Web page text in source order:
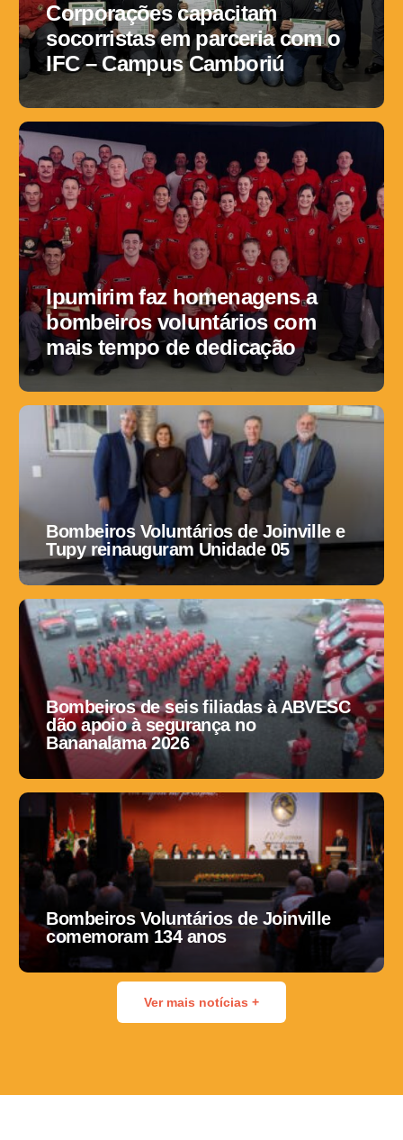
Corporações capacitam
socorristas em parceria com o
IFC – Campus Camboriú
Ipumirim faz homenagens a
bombeiros voluntários com
mais tempo de dedicação
Bombeiros Voluntários de Joinville e
Tupy reinauguram Unidade 05
Bombeiros de seis filiadas à ABVESC
dão apoio à segurança no
Bananalama 2026
Bombeiros Voluntários de Joinville
comemoram 134 anos
Ver mais notícias +